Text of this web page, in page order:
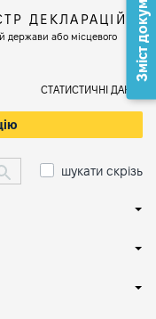
ДЕКЛАРАЦІЙ
держави або місцевого
СТАТИСТИЧНІ ДАНІ
шукати скрізь
Зміст документа